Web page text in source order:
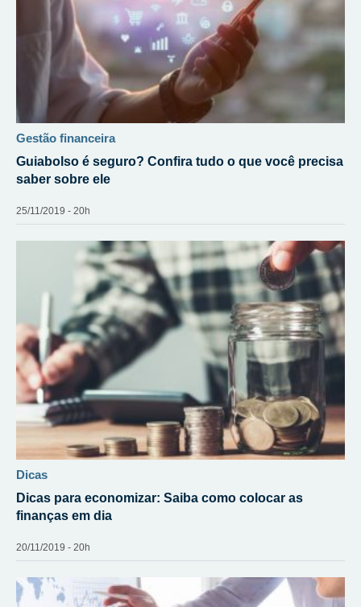
gestão financeira
Guiabolso é seguro? Confira tudo o que você precisa
saber sobre ele
25/11/2019 - 20h
dicas
Dicas para economizar: Saiba como colocar as
finanças em dia
20/11/2019 - 20h